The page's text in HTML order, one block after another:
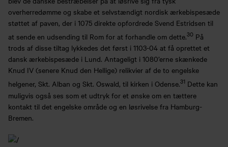
overherredømme og skabe et selvstændigt nordisk ærkebispesæde
støttet af paven, der i 1075 direkte opfordrede Svend Estridsen til
at sende en udsending til Rom for at forhandle om dette.30 På
trods af disse tiltag lykkedes det først i 1103-04 at få oprettet et
dansk ærkebispesæde i Lund. Antageligt i 1080’erne skænkede
Knud IV (senere Knud den Hellige) relikvier af de to engelske
helgener, Skt. Alban og Skt. Oswald, til kirken i Odense.31 Dette kan
muligvis også ses som et udtryk for et ønske om en tættere
kontakt til det engelske område og en løsrivelse fra Hamburg-
Bremen.